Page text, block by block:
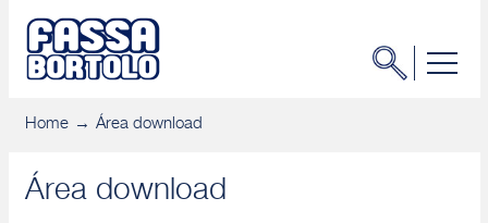
Home Área download
Área download